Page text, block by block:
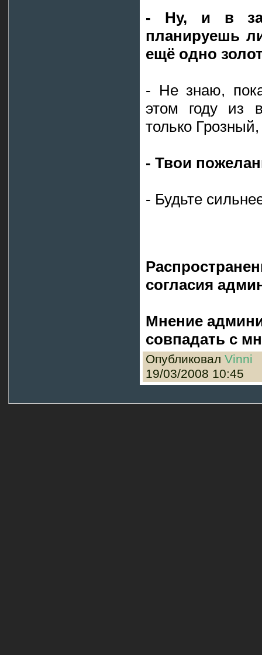
- Ну, и в
планируешь
ещё одно
- Не знаю,
этом году из
только
- Твои
- Будьте
согласия
Мнение
совпадать с
Опубликовал Vinni
19/03/2008 10:45